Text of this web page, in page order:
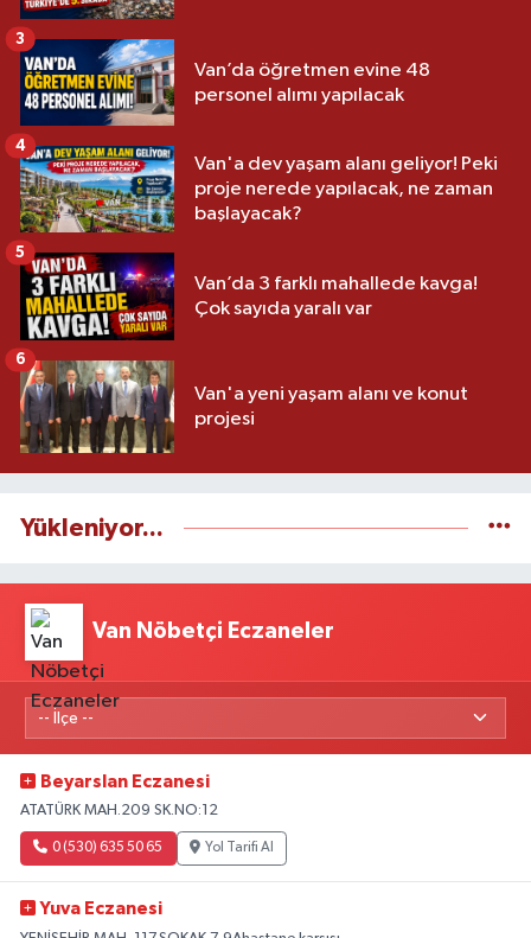
Van’da öğretmen evine 48
personel alımı yapılacak
3
Van'a dev yaşam alanı geliyor! Peki
proje nerede yapılacak, ne zaman
başlayacak?
4
Van’da 3 farklı mahallede kavga!
Çok sayıda yaralı var
5
Van'a yeni yaşam alanı ve konut
projesi
6
Yükleniyor...
Van Nöbetçi Eczaneler
Beyarslan Eczanesi
ATATÜRK MAH.209 SK.NO:12
0 (530) 635 50 65 Yol Tarifi Al
Yuva Eczanesi